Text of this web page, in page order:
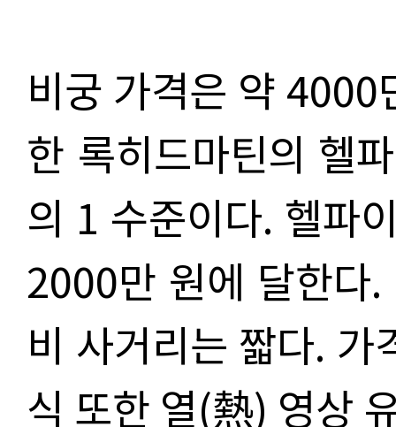
비궁 가격은 약
한 록히드마틴의 헬
의 1 수준이다. 헬파
2000만 원에 달한다
비 사거리는 짧다.
식 또한 열(熱) 영상